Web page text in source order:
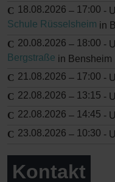
18.08.2026 – 17:00 -
Schule Rüsselsheim in
20.08.2026 – 18:00 -
Bergstraße in Bensheim
21.08.2026 – 17:00 -
22.08.2026 – 13:15 -
22.08.2026 – 14:45 -
23.08.2026 – 10:30 -
Kontakt